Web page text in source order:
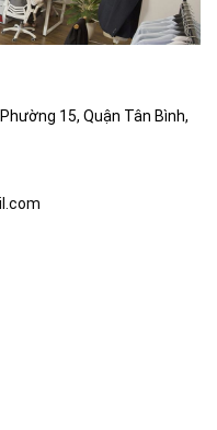
15, Quận Tân Bình,